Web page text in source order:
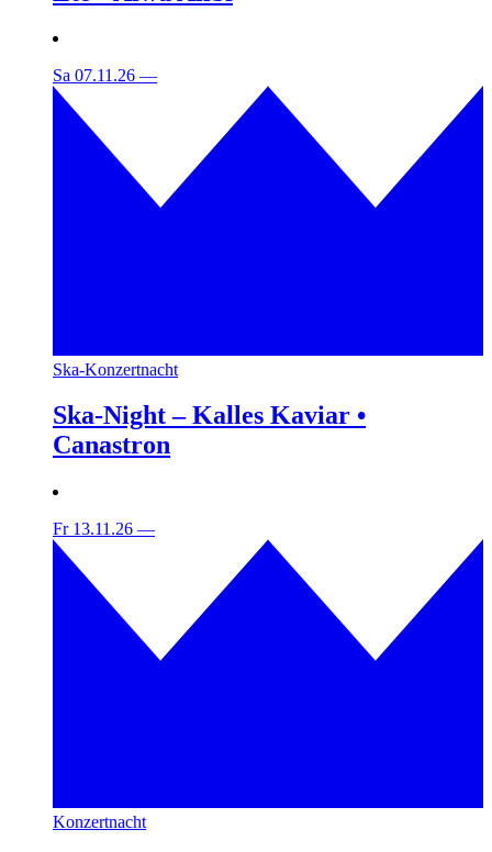
Sa 07.11.26 —
Ska-Konzertnacht
Ska-Night – Kalles Kaviar •
Canastron
Fr 13.11.26 —
Konzertnacht